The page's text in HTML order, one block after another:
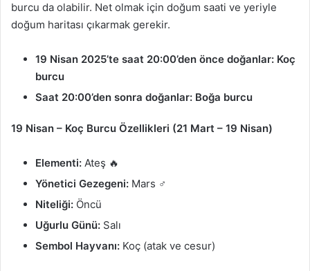
burcu da olabilir. Net olmak için doğum saati ve yeriyle
doğum haritası çıkarmak gerekir.
19 Nisan 2025’te saat 20:00’den önce doğanlar: Koç
burcu
Saat 20:00’den sonra doğanlar: Boğa burcu
19 Nisan – Koç Burcu Özellikleri (21 Mart – 19 Nisan)
Elementi: Ateş 🔥
Yönetici Gezegeni: Mars ♂️
Niteliği: Öncü
Uğurlu Günü: Salı
Sembol Hayvanı: Koç (atak ve cesur)